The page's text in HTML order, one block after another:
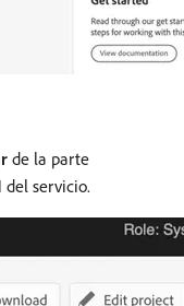
de la parte
del servicio.